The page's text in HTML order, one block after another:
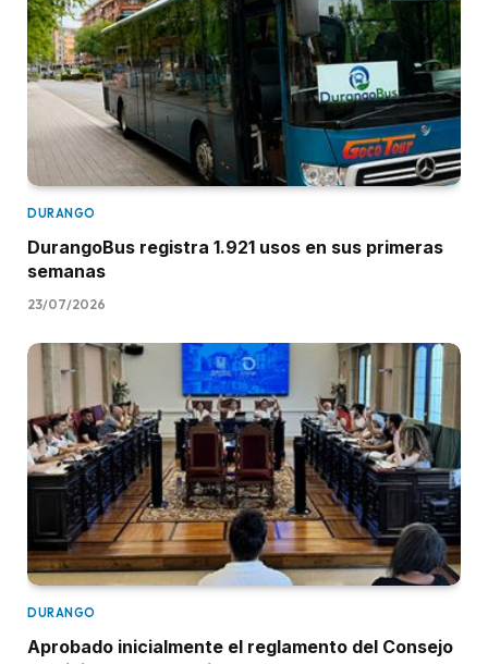
DURANGO
DurangoBus registra 1.921 usos en sus primeras
semanas
23/07/2026
DURANGO
Aprobado inicialmente el reglamento del Consejo